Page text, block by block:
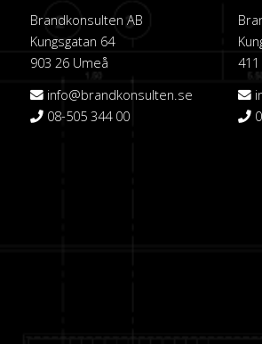
Brandkonsulten AB
Kungsgatan 64
903 26 Umeå
info@brandkonsulten.se
08-505 344 00